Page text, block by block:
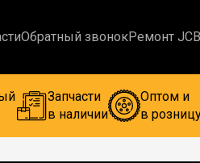
Обратный звонокРемонт JCB
Запчасти
в наличии
Оптом и
в